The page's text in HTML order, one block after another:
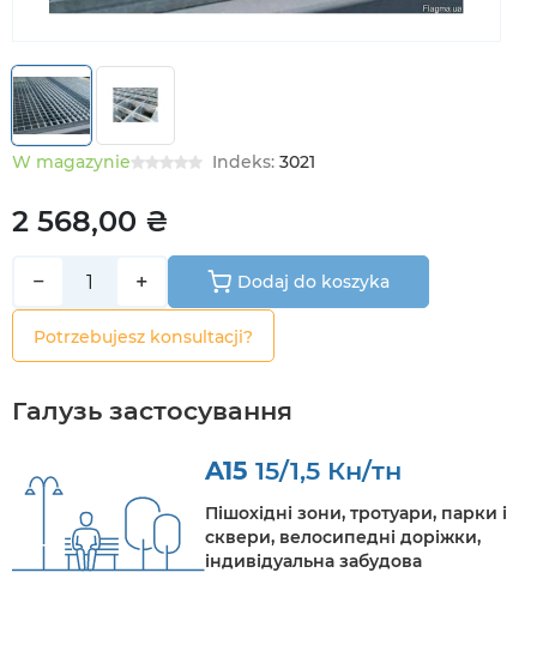
W magazynie Indeks: 3021
2 568,00 ₴
− + Dodaj do koszyka
Potrzebujesz konsultacji?
Галузь застосування
A15 15/1,5 Кн/тн
Пішохідні зони, тротуари, парки і
сквери, велосипедні доріжки,
індивідуальна забудова